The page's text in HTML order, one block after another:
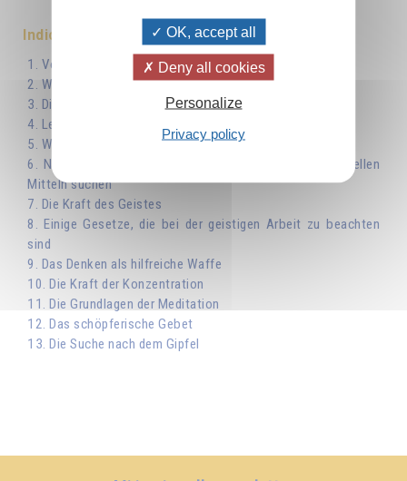
Indice
1. Von der Wirklichkeit der spirituellen Arbeit
2. Wie stellen wir uns die Zukunft vor
3. Die psychische Verschmutzung
4. Leben und Kreisen der Gedanken
5. Wie die Gedanken sich in der Materie verwirklichen
6. Nach dem Gleichgewicht von materiellen und spirituellen
Mitteln suchen
7. Die Kraft des Geistes
8. Einige Gesetze, die bei der geistigen Arbeit zu beachten
sind
9. Das Denken als hilfreiche Waffe
10. Die Kraft der Konzentration
11. Die Grundlagen der Meditation
12. Das schöpferische Gebet
13. Die Suche nach dem Gipfel
OK, accept all
Deny all cookies
Personalize
Privacy policy